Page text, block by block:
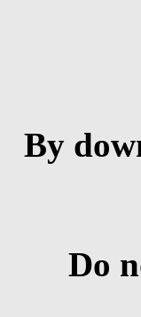
By
Do